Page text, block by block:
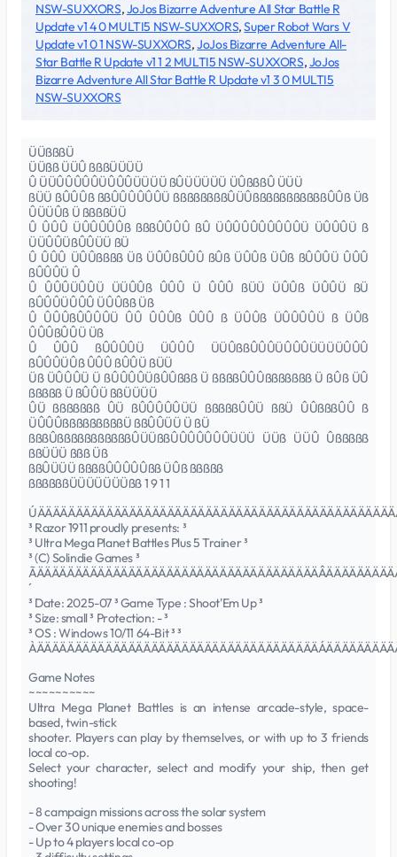
NSW-SUXXORS,JoJos Bizarre Adventure All Star Battle R
Update v1 4 0 MULTI5 NSW-SUXXORS,Super Robot Wars V
Update v1 0 1 NSW-SUXXORS,JoJos Bizarre Adventure All-
Star Battle R Update v1 1 2 MULTI5 NSW-SUXXORS,JoJos
Bizarre Adventure All Star Battle R Update v1 3 0 MULTI5
NSW-SUXXORS
ÜÜßßßÜ
ÜÜßß ÜÜÛ ßßßÜÜÜÜ
Û ÜÜÛÛÛÛÛÜÛÛÛÜÜÜÜ ßÛÜÜÜÜÜ ÜÛßßßÛ ÜÜÜ
ßÜÜ ßÛÛÛß ßßÛÛÛÛÛÛÜ ßßßßßßßßÛÜÛßßßßßßßßßßßÛÛß Üß
ÛÜÜÛß Ü ßßßßÜÜ
Û ÛÛÛ ÜÛÛÛÛÛß ßßßÛÛÛÛ ßÛ ÜÛÛÛÛÛÛÛÛÛÜ ÜÛÛÛÜ ß
ÜÜÛÛÜßÛÛÜÜ ßÜ
Û ÛÛÛ ÜÛÛßßßß Üß ÜÛÛßÛÛÛ ßÛß ÜÛÛß ÜÛß ßÛÛÛÜ ÛÛÛ
ßÛÛÛÜ Û
Û ÛÛÛÜÛÛÜ ÜÜÛÛß ÛÛÛ Ü ÛÛÛ ßÜÜ ÜÛÛß ÜÛÛÜ ßÜ
ßÛÛÛÜÛÛÛ ÜÛÛßß Üß
Û ÛÛÛßÛÛÛÛÜ ÛÛ ÛÛÛß ÛÛÛ ß ÜÛÛß ÜÛÛÛÛÜ ß ÜÛß
ÛÛÛßÛÛÜ Üß
Û ÛÛÛ ßÛÛÛÛÜ ÜÛÛÛ ÜÜÛßßÛÛÛÜÛÛÛÜÜÜÜÛÛÛ
ßÛÛÛÜÛß ÛÛÛ ßÛÛÜ ßÜÜ
Üß ÜÛÛÛÜ Ü ßÛÛÛÛÜßÛÛßßß Ü ßßßßÛÛÛßßßßßßß Ü ßÛß ÜÛ
ßßßßß Ü ßÛÛÜ ßßÜÜÜÜ
ÛÜ ßßßßßßß ÛÜ ßÛÛÛÛÛÜÜ ßßßßßÛÛÜ ßßÜ ÛÛßßßÛÛ ß
ÜÛÛÛßßßßßßßßßÜ ßßÛÛÜÜ Ü ßÜ
ßßßÛßßßßßßßßßßßÛÜÜßßÛÛÛÛÛÛÛÜÜÜ ÜÜß ÜÜÛ Ûßßßßß
ßßÜÜÜ ßßß Üß
ßßÛÜÜÜ ßßßßÛÛÛÛÛßß ÜÛß ßßßßß
ßßßßßßÜÜÜÜÜÜÜßß 1 9 1 1
³ Razor 1911 proudly presents: ³
³ Ultra Mega Planet Battles Plus 5 Trainer ³
³ (C) Solindie Games ³
´
³ Date: 2025-07 ³ Game Type : Shoot'Em Up ³
³ Size: small ³ Protection: - ³
³ OS : Windows 10/11 64-Bit ³ ³
Game Notes
~~~~~~~~~~
Ultra Mega Planet Battles is an intense arcade-style, space-
based, twin-stick
shooter. Players can play by themselves, or with up to 3 friends
local co-op.
Select your character, select and modify your ship, then get
shooting!
- 8 campaign missions across the solar system
- Over 30 unique enemies and bosses
- Up to 4 players local co-op